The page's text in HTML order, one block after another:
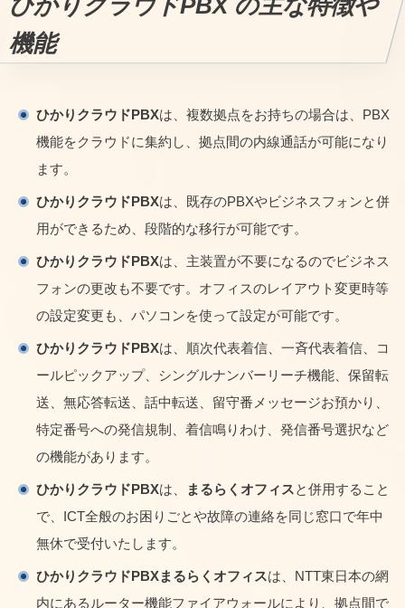
機能
ひかりクラウドPBXは、複数拠点をお持ちの場合は、PBX
機能をクラウドに集約し、拠点間の内線通話が可能になり
ます。
ひかりクラウドPBXは、既存のPBXやビジネスフォンと併
用ができるため、段階的な移行が可能です。
ひかりクラウドPBXは、主装置が不要になるのでビジネス
フォンの更改も不要です。オフィスのレイアウト変更時等
の設定変更も、パソコンを使って設定が可能です。
ひかりクラウドPBXは、順次代表着信、一斉代表着信、コ
ールピックアップ、シングルナンバーリーチ機能、保留転
送、無応答転送、話中転送、留守番メッセージお預かり、
特定番号への発信規制、着信鳴りわけ、発信番号選択など
の機能があります。
ひかりクラウドPBXは、 まるらくオフィスと併用すること
で、ICT全般のお困りごとや故障の連絡を同じ窓口で年中
無休で受付いたします。
ひかりクラウドPBXまるらくオフィスは、NTT東日本の網
内にあるルーター機能ファイアウォールにより、拠点間で